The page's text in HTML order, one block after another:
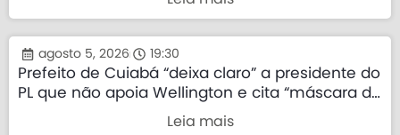
agosto 5, 2026 19:30
Prefeito de Cuiabá “deixa claro” a presidente do
PL que não apoia Wellington e cita “máscara da
Leia mais